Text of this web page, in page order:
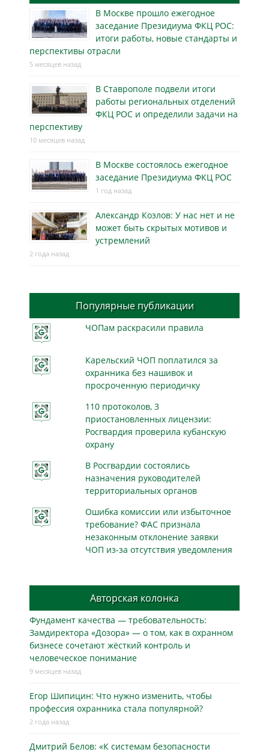
В Москве прошло ежегодное
заседание Президиума ФКЦ РОС:
итоги работы, новые стандарты и
перспективы отрасли
5 месяцев назад
В Ставрополе подвели итоги
работы региональных отделений
ФКЦ РОС и определили задачи на
перспективу
10 месяцев назад
В Москве состоялось ежегодное
заседание Президиума ФКЦ РОС
1 год назад
Александр Козлов: У нас нет и не
может быть скрытых мотивов и
устремлений
2 года назад
Популярные публикации
ЧОПам раскрасили правила
Карельский ЧОП поплатился за
охранника без нашивок и
просроченную периодичку
110 протоколов, 3
приостановленных лицензии:
Росгвардия проверила кубанскую
охрану
В Росгвардии состоялись
назначения руководителей
территориальных органов
Ошибка комиссии или избыточное
требование? ФАС признала
незаконным отклонение заявки
ЧОП из-за отсутствия уведомления
Авторская колонка
Фундамент качества — требовательность:
Замдиректора «Дозора» — о том, как в охранном
бизнесe сочетают жёсткий контроль и
человеческое понимание
9 месяцев назад
Егор Шипицин: Что нужно изменить, чтобы
профессия охранника стала популярной?
2 года назад
Дмитрий Белов: «К системам безопасности